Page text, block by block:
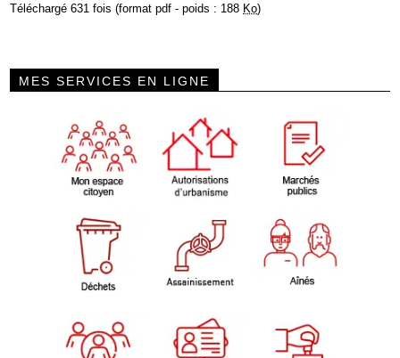
Téléchargé 631 fois (format pdf - poids : 188 Ko)
MES SERVICES EN LIGNE